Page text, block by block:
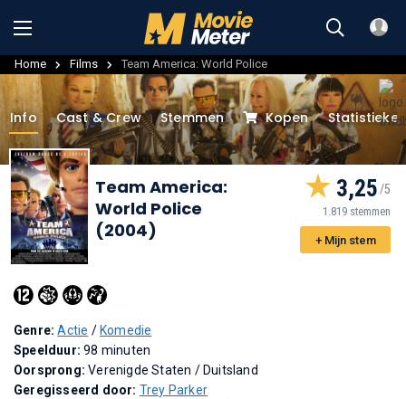
Home Films Team America: World Police
Info Cast & Crew Stemmen Kopen
Team America:
World Police
(2004)
3,25
1.819 stemmen
+ Mijn stem
Genre:Actie / Komedie
Speelduur:98 minuten
Oorsprong:Verenigde Staten / Duitsland
Geregisseerd door: Trey Parker